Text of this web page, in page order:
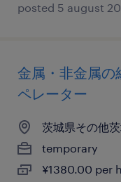
posted 5 august
金属・非金属の
ペレーター
茨城県その他
temporary
¥1380.00 per